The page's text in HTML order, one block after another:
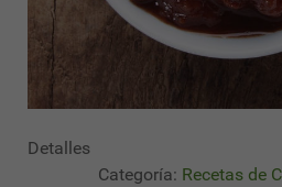
Detalles
Categoría: Recetas de